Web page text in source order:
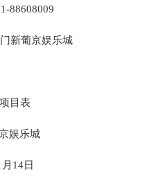
88608009
新葡京娱乐城
目表
娱乐城
月 14日